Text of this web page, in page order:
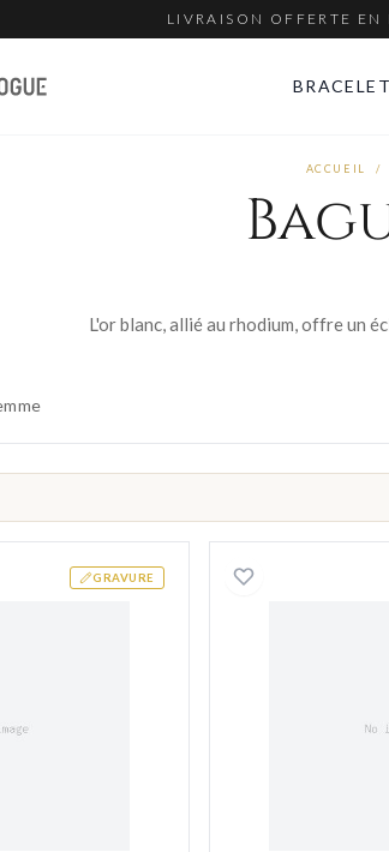
LIVRAISON OFFERTE EN
BRACELET
ACCUEIL /
GRAVURE
Bague Homme Or Jaune et Blanc Roselo